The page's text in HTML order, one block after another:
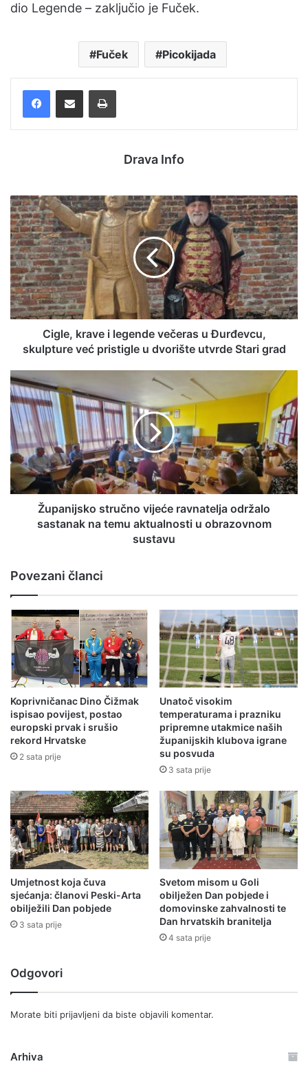
dio Legende – zaključio je Fuček.
Fuček Picokijada
Drava Info
Cigle, krave i legende večeras u Đurđevcu,
skulpture već pristigle u dvorište utvrde Stari grad
Županijsko stručno vijeće ravnatelja održalo
sastanak na temu aktualnosti u obrazovnom
sustavu
Povezani članci
Koprivničanac Dino Čižmak
ispisao povijest, postao
europski prvak i srušio
rekord Hrvatske
2 sata prije
Unatoč visokim
temperaturama i prazniku
pripremne utakmice naših
županijskih klubova igrane
su posvuda
3 sata prije
Umjetnost koja čuva
sjećanja: članovi Peski-Arta
obilježili Dan pobjede
3 sata prije
Svetom misom u Goli
obilježen Dan pobjede i
domovinske zahvalnosti te
Dan hrvatskih branitelja
4 sata prije
Odgovori
Morate biti prijavljeni da biste objavili komentar.
Arhiva